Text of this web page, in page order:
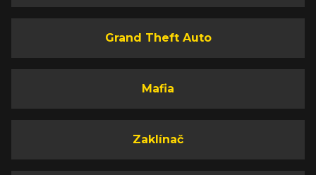
Grand Theft Auto
Mafia
Zaklínač